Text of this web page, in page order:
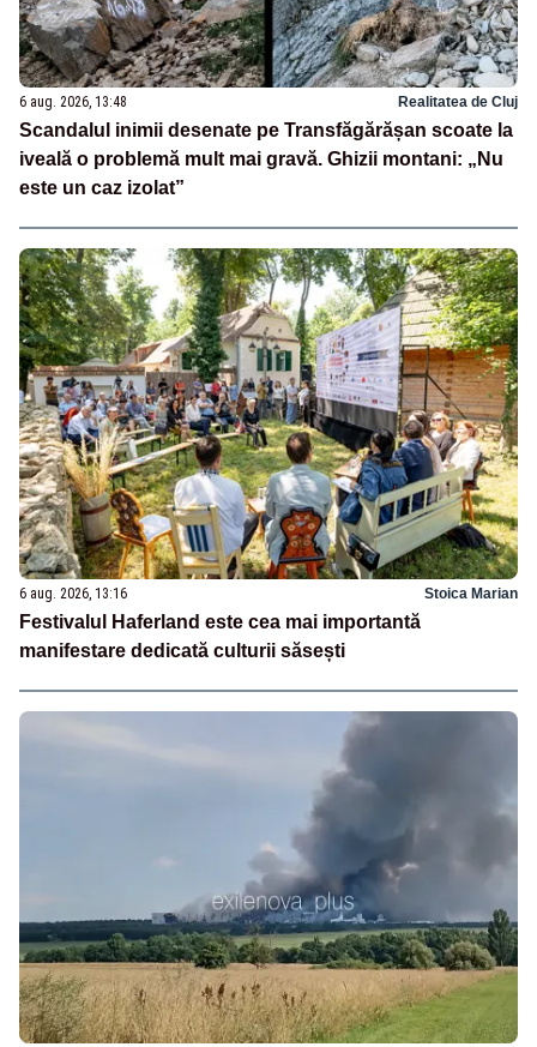
6 aug. 2026, 13:48 Realitatea de Cluj
Scandalul inimii desenate pe Transfăgărășan scoate la
iveală o problemă mult mai gravă. Ghizii montani: „Nu
este un caz izolat”
6 aug. 2026, 13:16 Stoica Marian
Festivalul Haferland este cea mai importantă
manifestare dedicată culturii săsești